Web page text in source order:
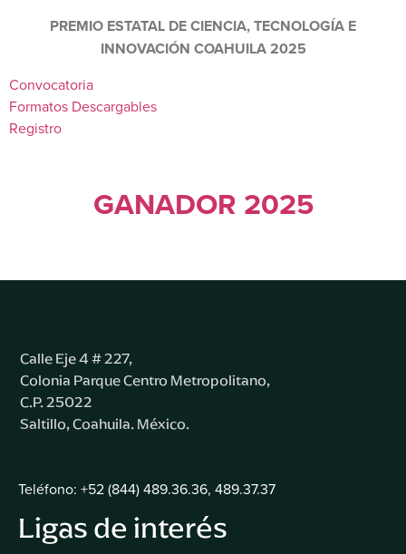
PREMIO ESTATAL DE CIENCIA, TECNOLOGÍA E
INNOVACIÓN COAHUILA 2025
Convocatoria
Formatos Descargables
Registro
GANADOR 2025
Calle Eje 4 # 227,
Colonia Parque Centro Metropolitano,
C.P. 25022
Saltillo, Coahuila. México.
Teléfono: +52 (844) 489.36.36, 489.37.37
Ligas de interés